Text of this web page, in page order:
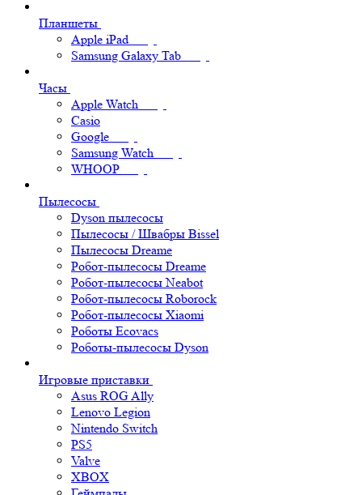
Планшеты
Apple iPad
Samsung Galaxy Tab
Часы
Apple Watch
Casio
Google
Samsung Watch
WHOOP
Пылесосы
Dyson пылесосы
Пылесосы / Швабры Bissel
Пылесосы Dreame
Робот-пылесосы Dreame
Робот-пылесосы Neabot
Робот-пылесосы Roborock
Робот-пылесосы Xiaomi
Роботы Ecovacs
Роботы-пылесосы Dyson
Игровые приставки
Asus ROG Ally
Lenovo Legion
Nintendo Switch
PS5
Valve
XBOX